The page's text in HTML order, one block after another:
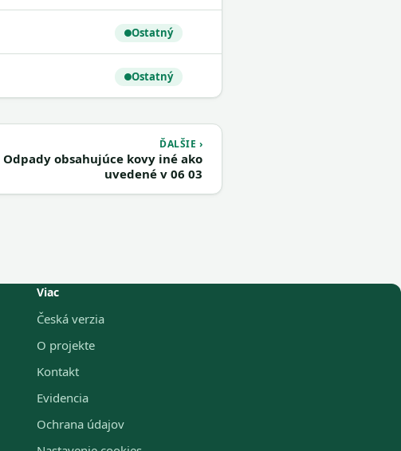
Ostatný
Ostatný
ĎALŠIE ›
Odpady obsahujúce kovy iné ako
uvedené v 06 03
Viac
Česká verzia
O projekte
Kontakt
Evidencia
Ochrana údajov